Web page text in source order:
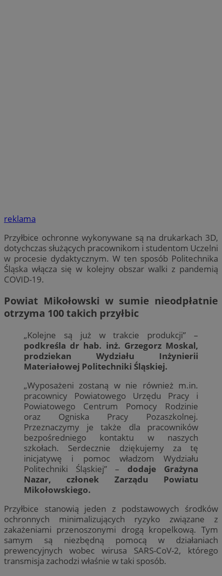
reklama
Przyłbice ochronne wykonywane są na drukarkach 3D,
dotychczas służących pracownikom i studentom Uczelni
w procesie dydaktycznym. W ten sposób Politechnika
Śląska włącza się w kolejny obszar walki z pandemią
COVID-19.
Powiat Mikołowski w sumie nieodpłatnie
otrzyma 100 takich przyłbic
„Kolejne są już w trakcie produkcji” –
podkreśla dr hab. inż. Grzegorz Moskal,
prodziekan Wydziału Inżynierii
Materiałowej Politechniki Śląskiej.
„Wyposażeni zostaną w nie również m.in.
pracownicy Powiatowego Urzędu Pracy i
Powiatowego Centrum Pomocy Rodzinie
oraz Ogniska Pracy Pozaszkolnej.
Przeznaczymy je także dla pracowników
bezpośredniego kontaktu w naszych
szkołach. Serdecznie dziękujemy za tę
inicjatywę i pomoc władzom Wydziału
Politechniki Śląskiej” – dodaje Grażyna
Nazar, członek Zarządu Powiatu
Mikołowskiego.
Przyłbice stanowią jeden z podstawowych środków
ochronnych minimalizujących ryzyko związane z
zakażeniami przenoszonymi drogą kropelkową. Tym
samym są niezbędną pomocą w działaniach
prewencyjnych wobec wirusa SARS-CoV-2, którego
transmisja zachodzi właśnie w taki sposób.